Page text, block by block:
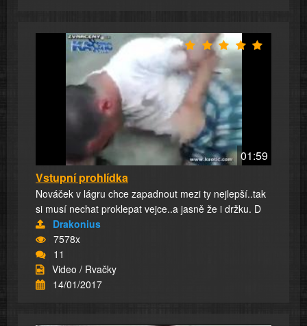
01:59
Vstupní prohlídka
Nováček v lágru chce zapadnout mezi ty nejlepší..tak
si musí nechat proklepat vejce..a jasně že i držku. D
Drakonius
7578x
11
Video / Rvačky
14/01/2017